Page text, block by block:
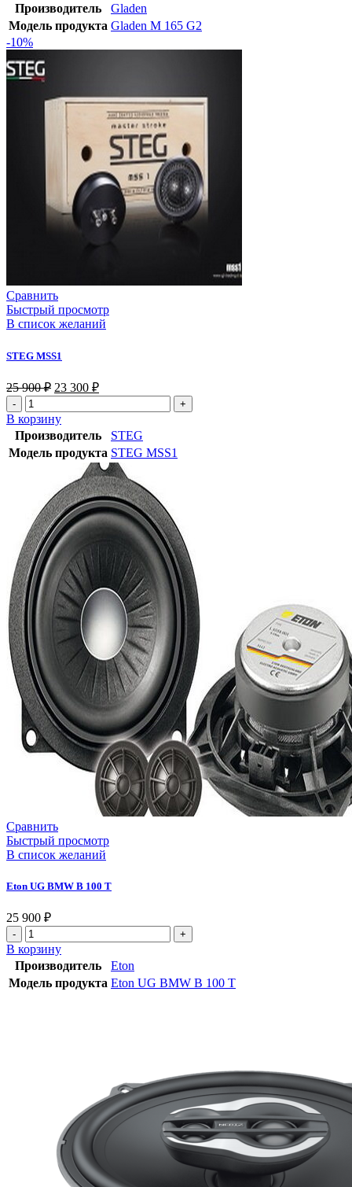
Производитель
Gladen
Модель продукта Gladen M 165 G2
-10%
Сравнить
Быстрый просмотр
В список желаний
STEG MSS1
25 900₽ 23 300 ₽
В корзину
Производитель
STEG
Модель продукта STEG MSS1
Сравнить
Быстрый просмотр
В список желаний
Eton UG BMW B 100 T
25 900 ₽
В корзину
Производитель
Eton
Модель продукта Eton UG BMW B 100 T